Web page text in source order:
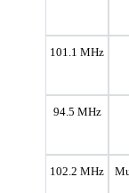
101.1 MHz
94.5 MHz
102.2 MHz